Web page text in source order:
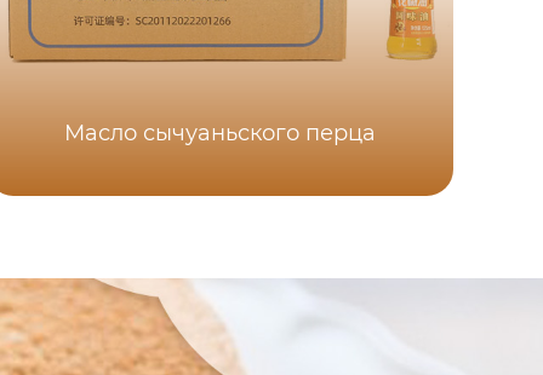
Масло сычуаньского перца